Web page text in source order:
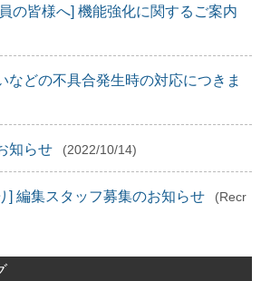
の皆様へ] 機能強化に関するご案内
などの不具合発生時の対応につきま
知らせ (2022/10/14)
] 編集スタッフ募集のお知らせ
(Recr